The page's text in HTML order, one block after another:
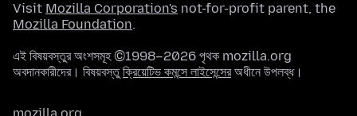
Visit Mozilla Corporation's not-for-profit parent, the
Mozilla Foundation.
এই বিষয়বস্তুর অংশসমূহ ©1998–2026 পৃথক mozilla.org
অবদানকারীদের। বিষয়বস্তুক্রিয়েটিভ কমন্সে লাইসেন্সেরঅধীনে উপলব্ধ।